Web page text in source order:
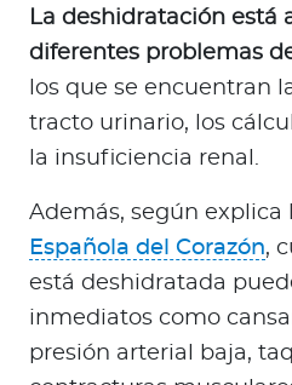
La deshidratación está
diferentes problemas
los que se encuentran
tracto urinario, los
la insuficiencia renal.
Además, según explica
Española del Corazón,
está deshidratada
inmediatos como
presión arterial baja,